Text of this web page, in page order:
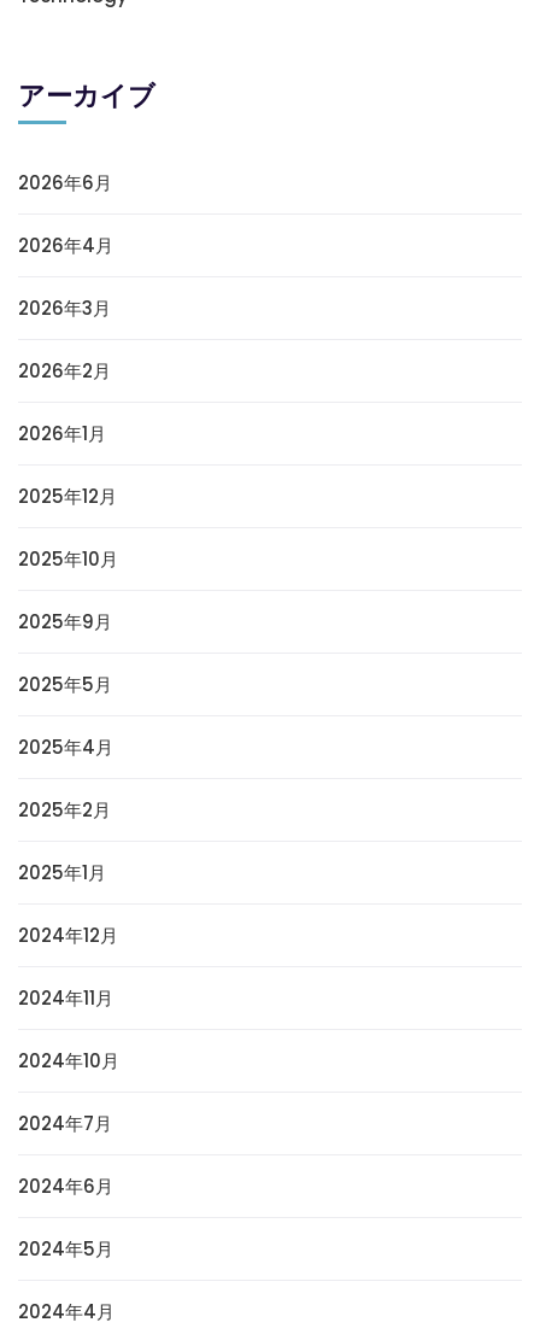
アーカイブ
2026年6月
2026年4月
2026年3月
2026年2月
2026年1月
2025年12月
2025年10月
2025年9月
2025年5月
2025年4月
2025年2月
2025年1月
2024年12月
2024年11月
2024年10月
2024年7月
2024年6月
2024年5月
2024年4月